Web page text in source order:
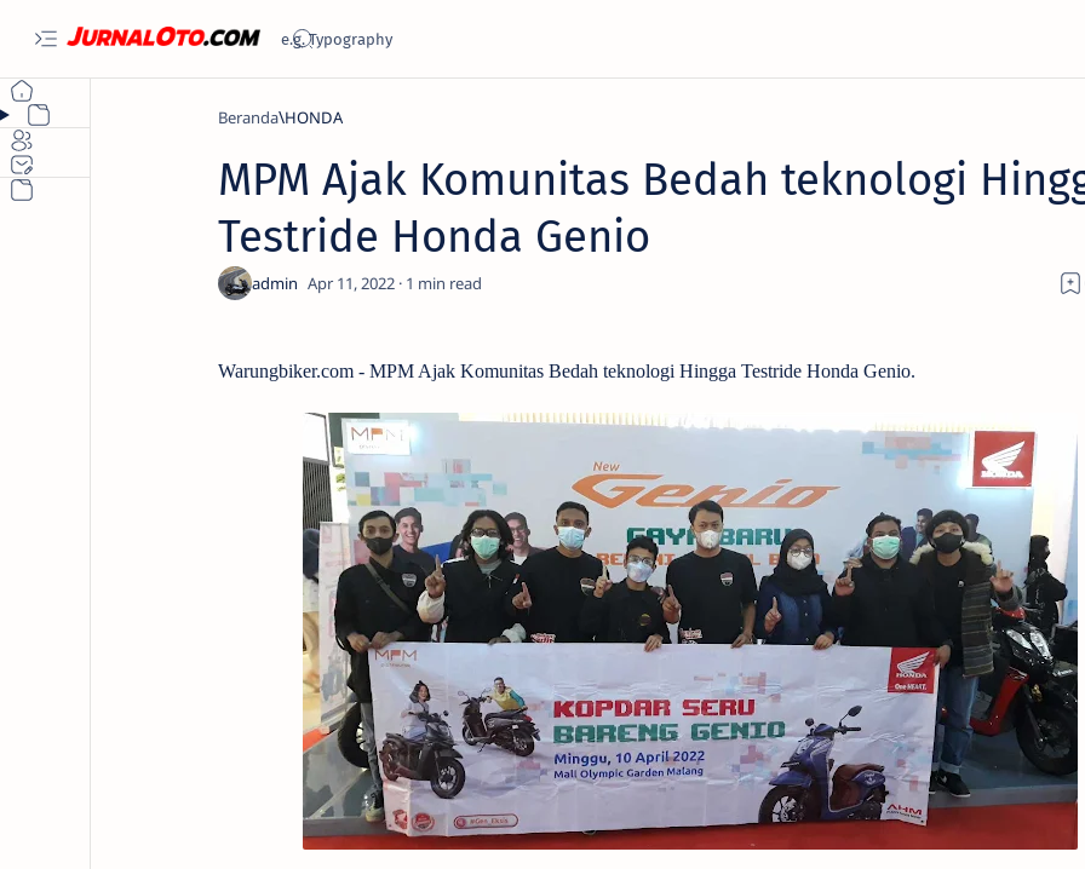
Beranda HONDA
MPM Ajak Komunitas Bedah teknologi
Testride Honda Genio
1
Warungbiker.com - MPM Ajak Komunitas Bedah teknologi Hingga Testride Honda Genio.